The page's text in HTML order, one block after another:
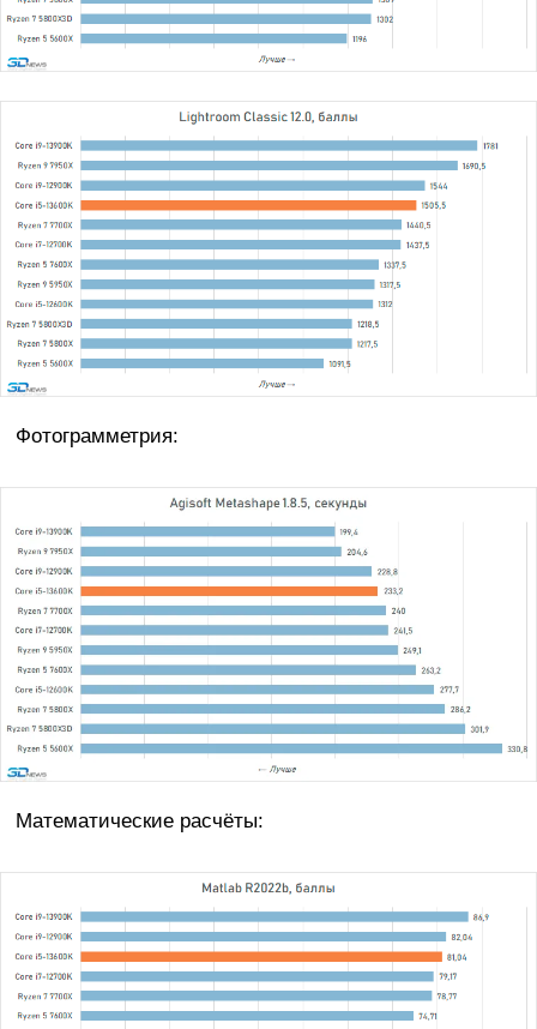
Фотограмметрия:
Математические расчёты: